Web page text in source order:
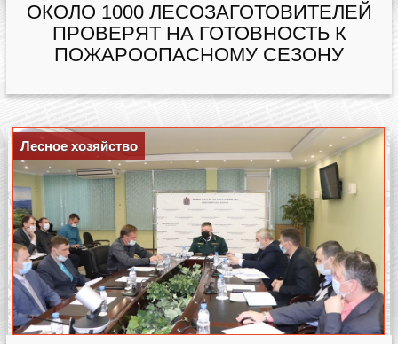
ОКОЛО 1000 ЛЕСОЗАГОТОВИТЕЛЕЙ
ПРОВЕРЯТ НА ГОТОВНОСТЬ К
ПОЖАРООПАСНОМУ СЕЗОНУ
Лесное хозяйство